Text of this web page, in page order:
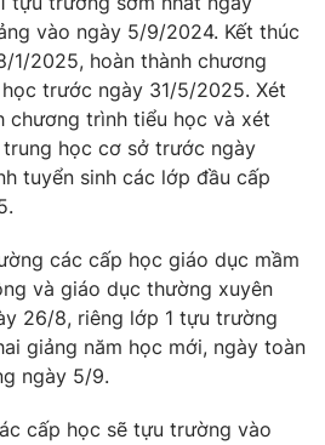
Vươn mình bằng AI
VTV8
English
vào ngày 5/9/2024. Kết thúc
1/2025, hoàn thành chương
trước ngày 31/5/2025. Xét
chương trình tiểu học và xét
học cơ sở trước ngày
tuyển sinh các lớp đầu cấp
các cấp học giáo dục mầm
và giáo dục thường xuyên
26/8, riêng lớp 1 tựu trường
giảng năm học mới, ngày toàn
ngày 5/9.
cấp học sẽ tựu trường vào